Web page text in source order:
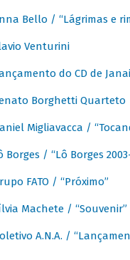
Bello / “Lágrimas e
Venturini
do CD de
Borghetti Quarteto
Migliavacca /
Borges / “Lô Borges 2003-
FATO / “Próximo”
Machete / “Souvenir”
A.N.A. /